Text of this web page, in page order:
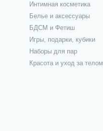
Интимная косметика
Белье и аксессуары
БДСМ и Фетиш
Игры, подарки, кубики
Наборы для пар
Красота и уход за телом